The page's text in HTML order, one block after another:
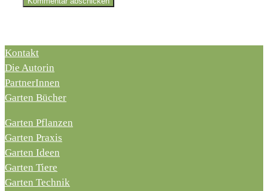
Kontakt
Die Autorin
PartnerInnen
Garten Bücher
Garten Pflanzen
Garten Praxis
Garten Ideen
Garten Tiere
Garten Technik